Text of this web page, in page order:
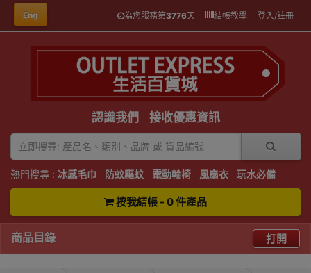
Eng 為您服務第3776天 結帳教學 登入/註冊
認識我們 接收優惠資訊
熱門搜尋 : 冰感毛巾 防蚊驅蚊 電動輪椅 風扇衣 玩水必備
按我結帳 - 0 件產品
商品目錄 打開